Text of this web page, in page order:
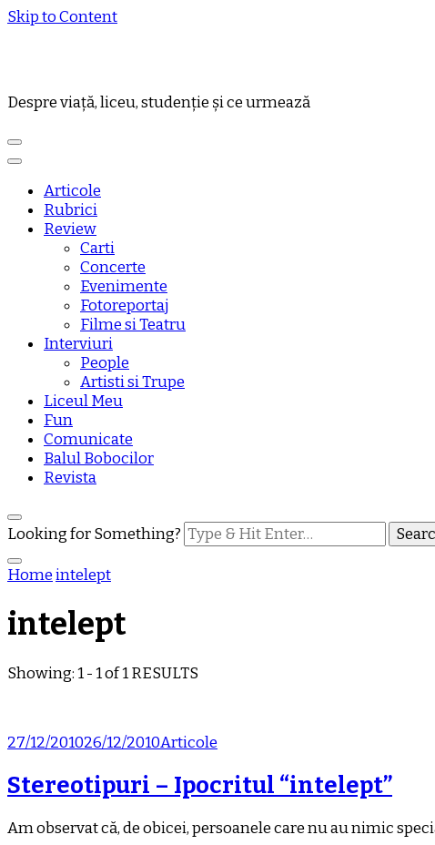
Skip to Content
Despre viață, liceu, studenție și ce urmează
Articole
Rubrici
Review
Carti
Concerte
Evenimente
Fotoreportaj
Filme si Teatru
Interviuri
People
Artisti si Trupe
Liceul Meu
Fun
Comunicate
Balul Bobocilor
Revista
Looking for Something?
Homeintelept
intelept
Showing: 1 - 1 of 1 RESULTS
27/12/201026/12/2010Articole
Stereotipuri – Ipocritul “intelept”
Am observat că, de obicei, persoanele care nu au nimic